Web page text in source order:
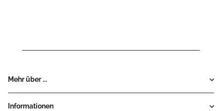
Mehr über ...
Informationen